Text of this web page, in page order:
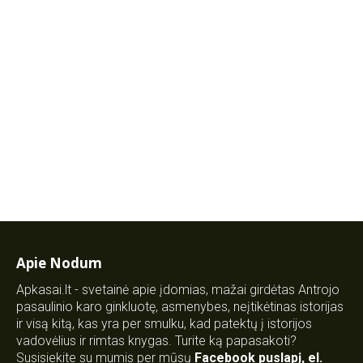
Apie Nodum
Apkasai.lt - svetainė apie įdomias, mažai girdėtas Antrojo
pasaulinio karo ginkluotę, asmenybes, neįtikėtinas istorijas
ir visą kitą, kas yra per smulku, kad patektų į istorijos
vadovėlius ir rimtas knygas. Turite ką papasakoti?
Susisiekite su mumis per mūsų Facebook puslapį, el.